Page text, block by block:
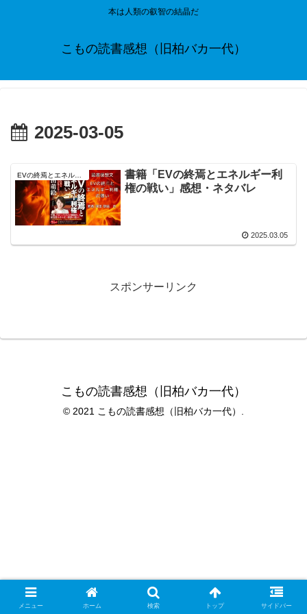
本は人類の叡智の結晶だ
こもの読書感想（旧柏バカ一代）
2025-03-05
EVの終焉とエネルギー利権の戦い
書籍「EVの終焉とエネルギー利
権の戦い」感想・ネタバレ
2025.03.05
スポンサーリンク
こもの読書感想（旧柏バカ一代）
© 2021 こもの読書感想（旧柏バカ一代）.
メニュー ホーム 検索 トップ サイドバー